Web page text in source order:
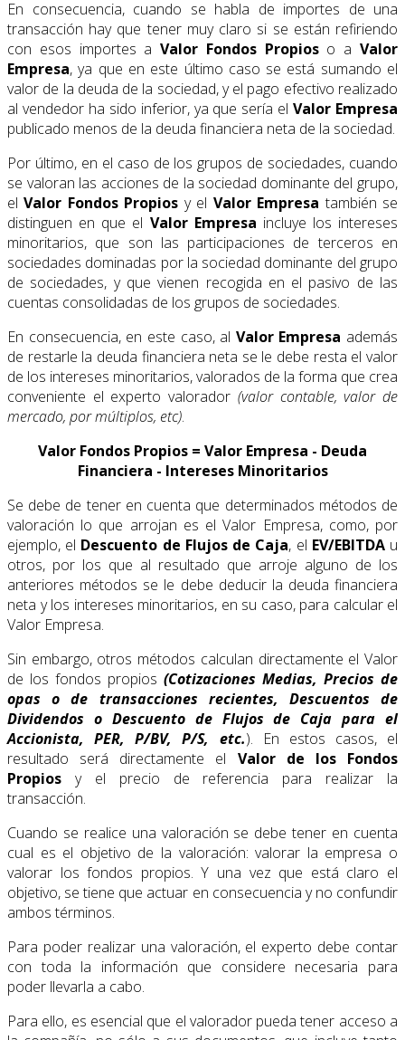
En consecuencia, cuando se habla de importes de una
transacción hay que tener muy claro si se están refiriendo
con esos importes aValor Fondos Propioso aValor
Empresa, ya que en este último caso se está sumando el
valor de la deuda de la sociedad, y el pago efectivo realizado
al vendedor ha sido inferior, ya que sería elValor Empresa
publicado menos de la deuda financiera neta de la sociedad.
Por último, en el caso de los grupos de sociedades, cuando
se valoran las acciones de la sociedad dominante del grupo,
el Valor Fondos Propios y el Valor Empresa también se
distinguen en que el Valor Empresa incluye los intereses
minoritarios, que son las participaciones de terceros en
sociedades dominadas por la sociedad dominante del grupo
de sociedades, y que vienen recogida en el pasivo de las
cuentas consolidadas de los grupos de sociedades.
En consecuencia, en este caso, al Valor Empresa además
de restarle la deuda financiera neta se le debe resta el valor
de los intereses minoritarios, valorados de la forma que crea
conveniente el experto valorador (valor contable, valor de
mercado, por múltiplos, etc).
Valor Fondos Propios = Valor Empresa - Deuda
Financiera - Intereses Minoritarios
Se debe de tener en cuenta que determinados métodos de
valoración lo que arrojan es el Valor Empresa, como, por
ejemplo, el Descuento de Flujos de Caja, el EV/EBITDAu
otros, por los que al resultado que arroje alguno de los
anteriores métodos se le debe deducir la deuda financiera
neta y los intereses minoritarios, en su caso, para calcular el
Valor Empresa.
Sin embargo, otros métodos calculan directamente el Valor
de los fondos propios (Cotizaciones Medias, Precios de
opas o de transacciones recientes, Descuentos de
Dividendos o Descuento de Flujos de Caja para el
Accionista, PER, P/BV, P/S, etc.). En estos casos, el
resultado será directamente el Valor de los Fondos
Propios y el precio de referencia para realizar la
transacción.
Cuando se realice una valoración se debe tener en cuenta
cual es el objetivo de la valoración: valorar la empresa o
valorar los fondos propios. Y una vez que está claro el
objetivo, se tiene que actuar en consecuencia y no confundir
ambos términos.
Para poder realizar una valoración, el experto debe contar
con toda la información que considere necesaria para
poder llevarla a cabo.
Para ello, es esencial que el valorador pueda tener acceso a